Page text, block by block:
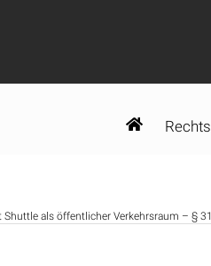
als öffentlicher Verkehrsraum – §